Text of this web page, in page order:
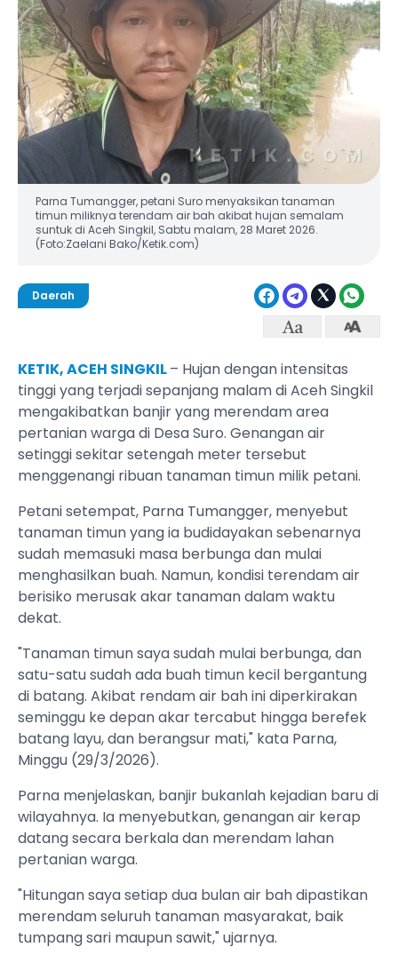
Parna Tumangger, petani Suro menyaksikan tanaman
timun miliknya terendam air bah akibat hujan semalam
suntuk di Aceh Singkil, Sabtu malam, 28 Maret 2026.
(Foto:Zaelani Bako/Ketik.com)
Daerah
KETIK, ACEH SINGKIL– Hujan dengan intensitas
tinggi yang terjadi sepanjang malam di Aceh Singkil
mengakibatkan banjir yang merendam area
pertanian warga di Desa Suro. Genangan air
setinggi sekitar setengah meter tersebut
menggenangi ribuan tanaman timun milik petani.
Petani setempat, Parna Tumangger, menyebut
tanaman timun yang ia budidayakan sebenarnya
sudah memasuki masa berbunga dan mulai
menghasilkan buah. Namun, kondisi terendam air
berisiko merusak akar tanaman dalam waktu
dekat.
"Tanaman timun saya sudah mulai berbunga, dan
satu-satu sudah ada buah timun kecil bergantung
di batang. Akibat rendam air bah ini diperkirakan
seminggu ke depan akar tercabut hingga berefek
batang layu, dan berangsur mati," kata Parna,
Minggu (29/3/2026).
Parna menjelaskan, banjir bukanlah kejadian baru di
wilayahnya. Ia menyebutkan, genangan air kerap
datang secara berkala dan merendam lahan
pertanian warga.
"Hitungan saya setiap dua bulan air bah dipastikan
merendam seluruh tanaman masyarakat, baik
tumpang sari maupun sawit," ujarnya.